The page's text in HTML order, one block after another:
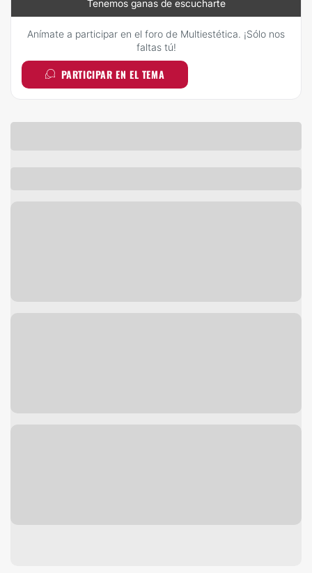
Tenemos ganas de escucharte
Anímate a participar en el foro de Multiestética. ¡Sólo nos
faltas tú!
PARTICIPAR EN EL TEMA